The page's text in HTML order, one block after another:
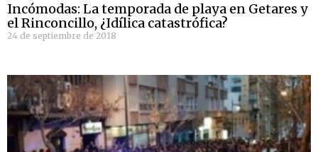
Incómodas: La temporada de playa en Getares y
el Rinconcillo, ¿Idílica catastrófica?
24 de septiembre de 2018